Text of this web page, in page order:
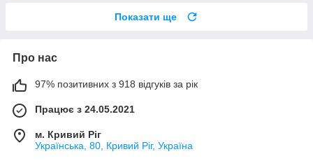
Показати ще
Про нас
97% позитивних з 918 відгуків за рік
Працює з 24.05.2021
м. Кривий Ріг
Українська, 80, Кривий Ріг, Україна